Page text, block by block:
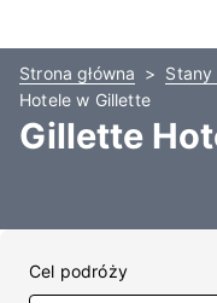
Strona główna Stany
Hotele w Gillette
Gillette
Cel podróży